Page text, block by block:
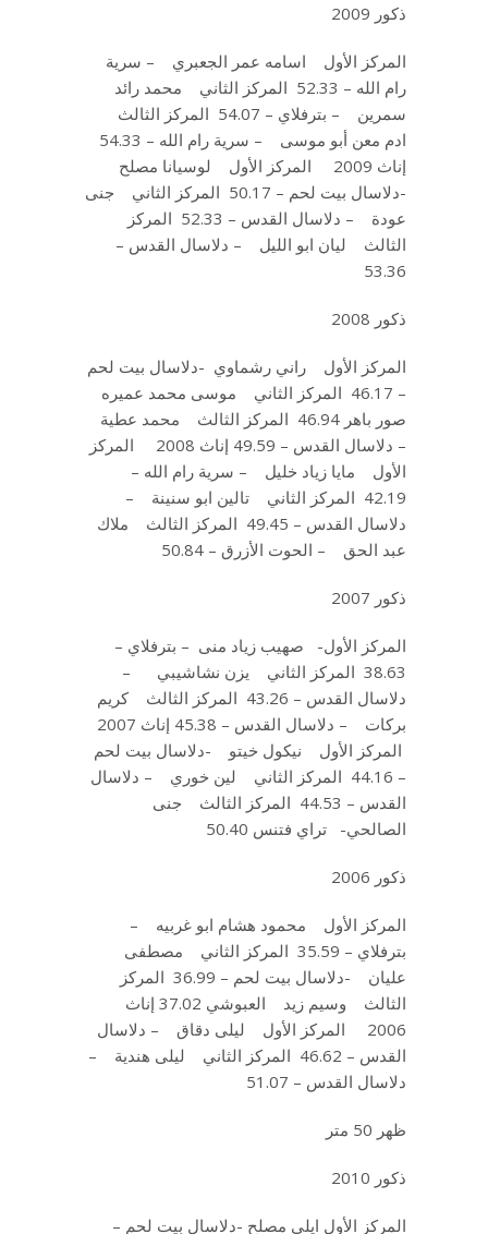
ذكور 2009
المركز الأول اسامه عمر الجعبري – سرية
رام الله – 52.33 المركز الثاني محمد رائد
سمرين – بترفلاي – 54.07 المركز الثالث
ادم معن أبو موسى – سرية رام الله – 54.33
إناث 2009 المركز الأول لوسيانا مصلح
-دلاسال بيت لحم – 50.17 المركز الثاني جنى
عودة – دلاسال القدس – 52.33 المركز
الثالث ليان ابو الليل – دلاسال القدس –
53.36
ذكور 2008
المركز الأول راني رشماوي -دلاسال بيت لحم
– 46.17 المركز الثاني موسى محمد عميره
صور باهر 46.94 المركز الثالث محمد عطية
– دلاسال القدس – 49.59 إناث 2008 المركز
الأول مايا زياد خليل – سرية رام الله –
42.19 المركز الثاني تالين ابو سنينة –
دلاسال القدس – 49.45 المركز الثالث ملاك
عبد الحق – الحوت الأزرق – 50.84
ذكور 2007
المركز الأول- صهيب زياد منى – بترفلاي –
38.63 المركز الثاني يزن نشاشيبي –
دلاسال القدس – 43.26 المركز الثالث كريم
المركز الأول نيكول خيتو -دلاسال بيت لحم
– 44.16 المركز الثاني لين خوري – دلاسال
القدس – 44.53 المركز الثالث جنى
الصالحي- تراي فتنس 50.40
ذكور 2006
المركز الأول محمود هشام ابو غربيه –
بترفلاي – 35.59 المركز الثاني مصطفى
عليان -دلاسال بيت لحم – 36.99 المركز
الثالث وسيم زيد العبوشي 37.02 إناث
2006 المركز الأول ليلى دقاق – دلاسال
القدس – 46.62 المركز الثاني ليلى هندية –
دلاسال القدس – 51.07
ظهر 50 متر
ذكور 2010
المركز الأول ايلي مصلح -دلاسال بيت لحم –